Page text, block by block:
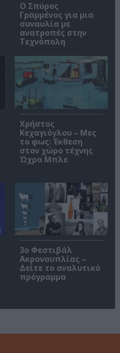
Ο Σπύρος
Γραμμένος για μια
συναυλία με
ανατροπές στην
Τεχνόπολη
Χρήστος
Κεχαγιόγλου – Μες
το φως: Έκθεση
στον χώρο τέχνης
Ώχρα Μπλε
3ο Φεστιβάλ
Ακροναυπλίας –
Δείτε το αναλυτικό
πρόγραμμα